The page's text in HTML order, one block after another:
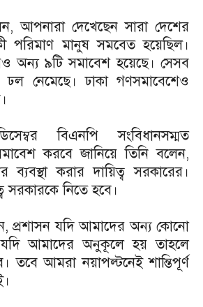
আপনারা দেখেছেন সারা দেশের
পরিমাণ মানুষ সমবেত হয়েছিল।
অন্য ৯টি সমাবেশ হয়েছে। সেসব
ঢল নেমেছে। ঢাকা গণসমাবেশেও
বিএনপি সংবিধানসম্মত
করবে জানিয়ে তিনি বলেন,
ব্যবস্থা করার দায়িত্ব সরকারের।
সরকারকে নিতে হবে।
প্রশাসন যদি আমাদের অন্য কোনো
যদি আমাদের অনুকূলে হয় তাহলে
তবে আমরা নয়াপল্টনেই শান্তিপূর্ণ